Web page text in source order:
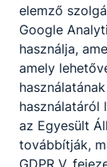
elemző
Google
használja,
amely
használatáról
az Egyesült
továbbítják,
GDPR V.